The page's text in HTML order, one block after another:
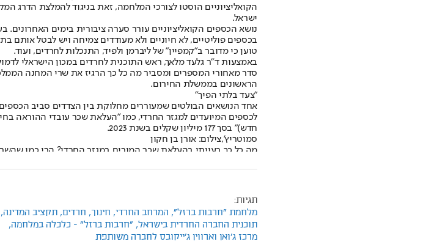
תגיות:
מלחמת "חרבות ברזל", המרחב החרדי, חינוך, חרדים, תקציב המדינה,
תוכנית החברה החרדית בישראל, "חרבות ברזל" - כלכלה במלחמה,
מרכז ג'ואן וארווין ג'ייקובס לחברה משותפת